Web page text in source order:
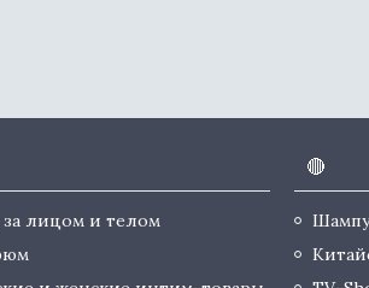
за лицом и телом
🔴